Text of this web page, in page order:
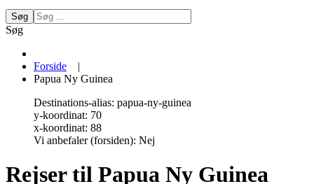
Søg
Søg
Forside
|
Papua Ny Guinea
Destinations-alias: papua-ny-guinea
y-koordinat: 70
x-koordinat: 88
Vi anbefaler (forsiden): Nej
Rejser til Papua Ny Guinea